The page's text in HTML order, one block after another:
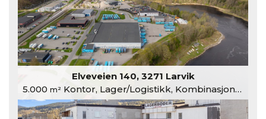
Elveveien 140, 3271 Larvik
5.000 m²Kontor, Lager/Logistikk, Kombinasjonslokaler